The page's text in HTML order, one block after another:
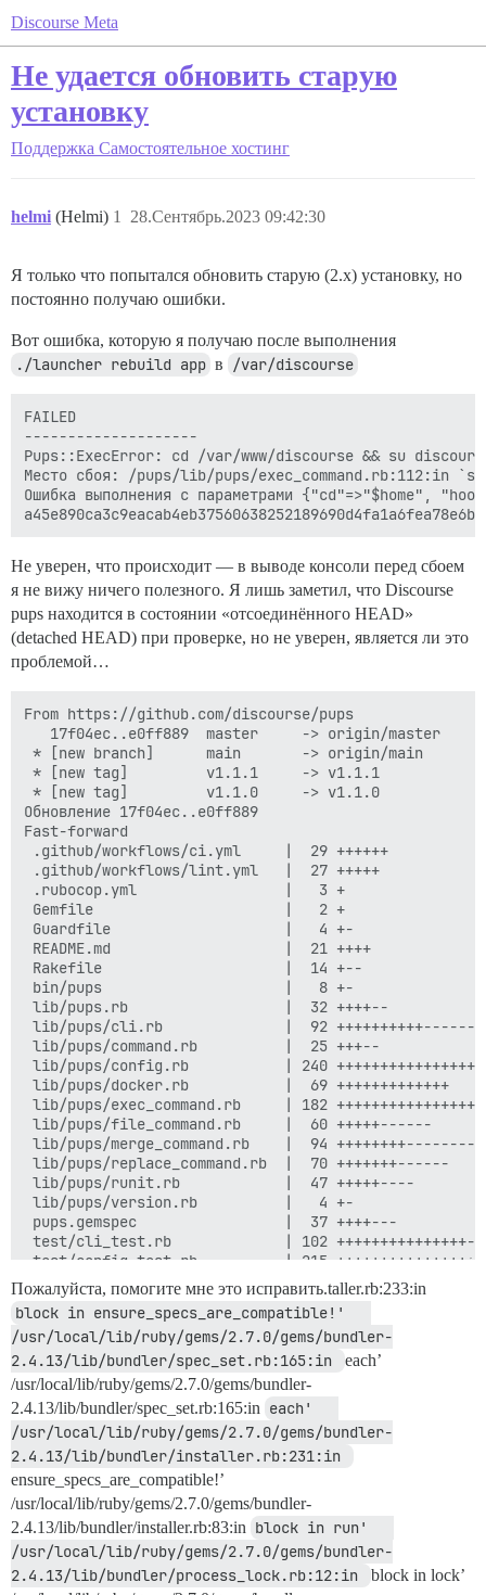
Discourse Meta
Не удается обновить старую
установку
Поддержка Самостоятельное хостинг
helmi (Helmi) 28.Сентябрь.2023 09:42:30
1
Я только что попытался обновить старую (2.x) установку, но
постоянно получаю ошибки.
Вот ошибка, которую я получаю после выполнения
./launcher rebuild app в /var/discourse
FAILED
--------------------
Pups::ExecError: cd /var/www/discourse && su
Место сбоя: /pups/lib/pups/exec_command.rb:112:in
Ошибка выполнения с параметрами
Не уверен, что происходит — в выводе консоли перед сбоем
я не вижу ничего полезного. Я лишь заметил, что Discourse
pups находится в состоянии «отсоединённого HEAD»
(detached HEAD) при проверке, но не уверен, является ли это
проблемой…
From https://github.com/discourse/pups
   17f04ec..e0ff889  master     -> origin/master
* [new branch]      main       -> origin/main
* [new tag]         v1.1.1     -> v1.1.1
* [new tag]         v1.1.0     -> v1.1.0
Обновление 17f04ec..e0ff889
Fast-forward
.github/workflows/ci.yml     |  29 ++++++
.github/workflows/lint.yml   |  27 +++++
.rubocop.yml                 |   3 +
Gemfile                      |   2 +
Guardfile                    |   4 +-
README.md                    |  21 ++++
Rakefile                     |  14 +--
bin/pups                     |   8 +-
lib/pups.rb                  |  32 ++++--
lib/pups/cli.rb              |  92 ++++++++++-------
lib/pups/command.rb          |  25 +++--
lib/pups/config.rb           | 240
lib/pups/docker.rb           |  69 +++++++++++++
lib/pups/exec_command.rb     | 182
lib/pups/file_command.rb     |  60 +++++------
lib/pups/merge_command.rb    |  94 ++++++++---------
lib/pups/replace_command.rb  |  70 +++++++------
lib/pups/runit.rb            |  47 +++++----
lib/pups/version.rb          |   4 +-
pups.gemspec                 |  37 ++++---
test/cli_test.rb             | 102
test/config_test.rb          | 215
test/docker_test.rb          | 157
test/exec_command_test.rb    |  62 ++++++-----
test/file_command_test.rb    |  17 ++-
test/merge_command_test.rb   |  64 ++++++------
test/replace_command_test.rb |  86 ++++++++--------
test/test_helper.rb          |   2 +
Изменено 28 файлов, добавлено 1158 строк(+),
создан режим 100644 .github/workflows/ci.yml
создан режим 100644 .github/workflows/lint.yml
создан режим 100644 .rubocop.yml
создан режим 100644 lib/pups/docker.rb
создан режим 100644 test/docker_test.rb
Примечание: извлечение 'v1.0.3'.
Вы находитесь в состоянии «отсоединённого HEAD». Вы
изменения и зафиксировать их, а также отменить
Пожалуйста, помогите мне это исправить.taller.rb:233:in
block in ensure_specs_are_compatible!'
/usr/local/lib/ruby/gems/2.7.0/gems/bundler-
2.4.13/lib/bundler/spec_set.rb:165:in
each’
/usr/local/lib/ruby/gems/2.7.0/gems/bundler-
2.4.13/lib/bundler/spec_set.rb:165:in each'
/usr/local/lib/ruby/gems/2.7.0/gems/bundler-
ensure_specs_are_compatible!’
/usr/local/lib/ruby/gems/2.7.0/gems/bundler-
2.4.13/lib/bundler/installer.rb:83:in block in run'
/usr/local/lib/ruby/gems/2.7.0/gems/bundler-
2.4.13/lib/bundler/process_lock.rb:12:in
block in lock’